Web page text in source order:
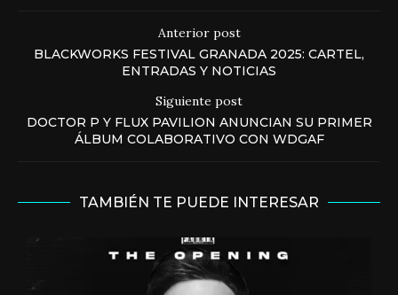
Anterior post
BLACKWORKS FESTIVAL GRANADA 2025: CARTEL,
ENTRADAS Y NOTICIAS
Siguiente post
DOCTOR P Y FLUX PAVILION ANUNCIAN SU PRIMER
ÁLBUM COLABORATIVO CON WDGAF
TAMBIÉN TE PUEDE INTERESAR